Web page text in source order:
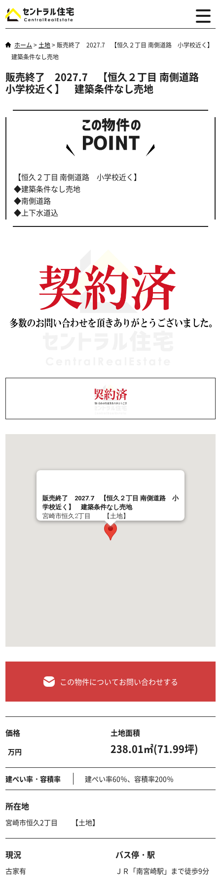
ホーム > 土地> 販売終了 2027.7 【恒久２丁目 南側道路 小学校近く】
建築条件なし売地
販売終了 2027.7 【恒久２丁目 南側道路
小学校近く】 建築条件なし売地
【恒久２丁目 南側道路 小学校近く】
◆建築条件なし売地
◆南側道路
◆上下水道込
販売終了 2027.7 【恒久２丁目 南側道路 小
学校近く】 建築条件なし売地
宮崎市恒久2丁目 【土地】
この物件についてお問い合わせする
価格
万円
土地面積
238.01㎡(71.99坪)
建ぺい率・容積率 建ぺい率60％、容積率200％
所在地
宮崎市恒久2丁目 【土地】
現況
古家有
バス停・駅
ＪＲ「南宮崎駅」まで徒歩9分